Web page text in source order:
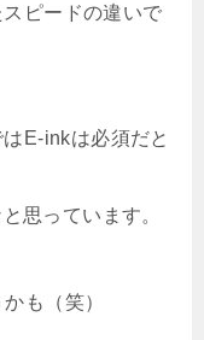
ピードの違いで
E-inkは必須だと
思っています。
も（笑）